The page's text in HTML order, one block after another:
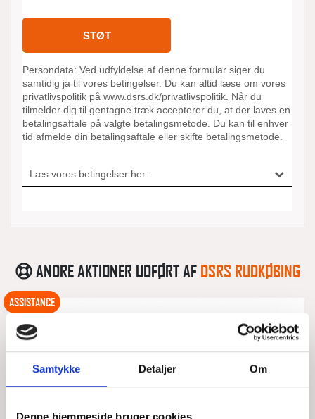
Samtykke Detaljer Om
ANDRE AKTIONER UDFØRT AF DSRS RUDKØBING
ASSISTANCE